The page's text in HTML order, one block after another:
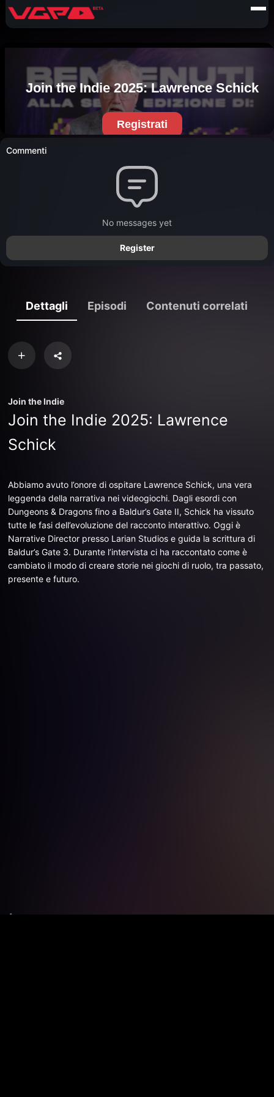
Commenti
No messages yet
Register
Dettagli Episodi Contenuti correlati
Join the Indie
Join the Indie 2025: Lawrence
Schick
Abbiamo avuto l’onore di ospitare Lawrence Schick, una vera
leggenda della narrativa nei videogiochi. Dagli esordi con
Dungeons & Dragons fino a Baldur’s Gate II, Schick ha vissuto
tutte le fasi dell’evoluzione del racconto interattivo. Oggi è
Narrative Director presso Larian Studios e guida la scrittura di
Baldur’s Gate 3. Durante l’intervista ci ha raccontato come è
cambiato il modo di creare storie nei giochi di ruolo, tra passato,
presente e futuro.